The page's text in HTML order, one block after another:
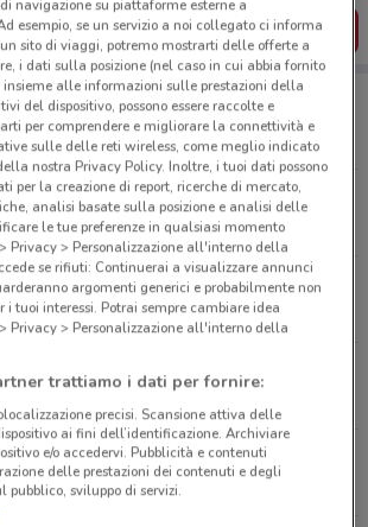
SCARICA L’APP
a Taranto
44 Taranto
164 Taranto
200 Taranto
40 Grottaglie
navigazione su piattaforme esterne a
esempio, se un servizio a noi collegato ci informa
sito di viaggi, potremo mostrarti delle offerte a
i dati sulla posizione (nel caso in cui abbia fornito
alle informazioni sulle prestazioni della
del dispositivo, possono essere raccolte e
per comprendere e migliorare la connettività e
sulle delle reti wireless, come meglio indicato
nostra Privacy Policy. Inoltre, i tuoi dati possono
per la creazione di report, ricerche di mercato,
analisi basate sulla posizione e analisi delle
le tue preferenze in qualsiasi momento
Privacy > Personalizzazione all'interno della
se rifiuti: Continuerai a visualizzare annunci
argomenti generici e probabilmente non
i tuoi interessi. Potrai sempre cambiare idea
Privacy > Personalizzazione all'interno della
trattiamo i dati per fornire:
precisi. Scansione attiva delle
ai fini dell’identificazione. Archiviare
e/o accedervi. Pubblicità e contenuti
delle prestazioni dei contenuti e degli
pubblico, sviluppo di servizi.